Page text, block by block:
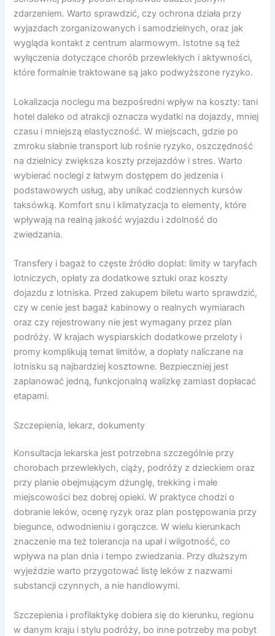
zdarzeniem. Warto sprawdzić, czy ochrona działa przy
wyjazdach zorganizowanych i samodzielnych, oraz jak
wygląda kontakt z centrum alarmowym. Istotne są też
wyłączenia dotyczące chorób przewlekłych i aktywności,
które formalnie traktowane są jako podwyższone ryzyko.
Lokalizacja noclegu ma bezpośredni wpływ na koszty: tani
hotel daleko od atrakcji oznacza wydatki na dojazdy, mniej
czasu i mniejszą elastyczność. W miejscach, gdzie po
zmroku słabnie transport lub rośnie ryzyko, oszczędność
na dzielnicy zwiększa koszty przejazdów i stres. Warto
wybierać noclegi z łatwym dostępem do jedzenia i
podstawowych usług, aby unikać codziennych kursów
taksówką. Komfort snu i klimatyzacja to elementy, które
wpływają na realną jakość wyjazdu i zdolność do
zwiedzania.
Transfery i bagaż to częste źródło dopłat: limity w taryfach
lotniczych, opłaty za dodatkowe sztuki oraz koszty
dojazdu z lotniska. Przed zakupem biletu warto sprawdzić,
czy w cenie jest bagaż kabinowy o realnych wymiarach
oraz czy rejestrowany nie jest wymagany przez plan
podróży. W krajach wyspiarskich dodatkowe przeloty i
promy komplikują temat limitów, a dopłaty naliczane na
lotnisku są najbardziej kosztowne. Bezpieczniej jest
zaplanować jedną, funkcjonalną walizkę zamiast dopłacać
etapami.
Szczepienia, lekarz, dokumenty
Konsultacja lekarska jest potrzebna szczególnie przy
chorobach przewlekłych, ciąży, podróży z dzieckiem oraz
przy planie obejmującym dżunglę, trekking i małe
miejscowości bez dobrej opieki. W praktyce chodzi o
dobranie leków, ocenę ryzyk oraz plan postępowania przy
biegunce, odwodnieniu i gorączce. W wielu kierunkach
znaczenie ma też tolerancja na upał i wilgotność, co
wpływa na plan dnia i tempo zwiedzania. Przy dłuższym
wyjeździe warto przygotować listę leków z nazwami
substancji czynnych, a nie handlowymi.
Szczepienia i profilaktykę dobiera się do kierunku, regionu
w danym kraju i stylu podróży, bo inne potrzeby ma pobyt